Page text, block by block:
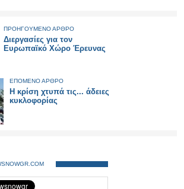
ΠΡΟΗΓΟΥΜΕΝΟ ΑΡΘΡΟ
Διεργασίες για τον
Ευρωπαϊκό Χώρο Έρευνας
ΕΠΟΜΕΝΟ ΑΡΘΡΟ
Η κρίση χτυπά τις... άδειες
κυκλοφορίας